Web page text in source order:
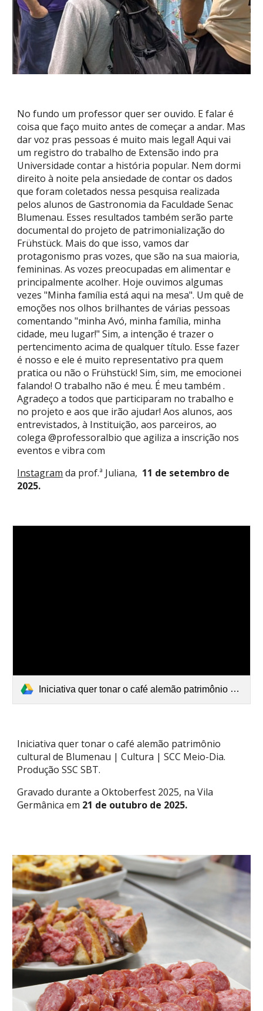
No fundo um professor quer ser ouvido. E falar é
coisa que faço muito antes de começar a andar. Mas
dar voz pras pessoas é muito mais legal! Aqui vai
um registro do trabalho de Extensão indo pra
Universidade contar a história popular. Nem dormi
direito à noite pela ansiedade de contar os dados
que foram coletados nessa pesquisa realizada
pelos alunos de Gastronomia da Faculdade Senac
Blumenau. Esses resultados também serão parte
documental do projeto de patrimonialização do
Frühstück. Mais do que isso, vamos dar
protagonismo pras vozes, que são na sua maioria,
femininas. As vozes preocupadas em alimentar e
principalmente acolher. Hoje ouvimos algumas
vezes "Minha família está aqui na mesa". Um quê de
emoções nos olhos brilhantes de várias pessoas
comentando "minha Avó, minha família, minha
cidade, meu lugar!" Sim, a intenção é trazer o
pertencimento acima de qualquer título. Esse fazer
é nosso e ele é muito representativo pra quem
pratica ou não o Frühstück! Sim, sim, me emocionei
falando! O trabalho não é meu. É meu também .
Agradeço a todos que participaram no trabalho e
no projeto e aos que irão ajudar! Aos alunos, aos
entrevistados, à Instituição, aos parceiros, ao
colega @professoralbio que agiliza a inscrição nos
eventos e vibra com
Instagram da prof.ª Juliana, 11 de setembro de
2025.
Iniciativa quer tonar o café alemão patrimônio cultural de Blumenau _ Cultura _ SCC Meio-Dia.mp4
Iniciativa quer tonar o café alemão patrimônio
cultural de Blumenau | Cultura | SCC Meio-Dia.
Produção SSC SBT.
Gravado durante a Oktoberfest 2025, na Vila
Germânica em 21 de outubro de 2025.